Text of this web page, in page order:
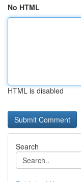
No HTML
HTML is disabled
Search